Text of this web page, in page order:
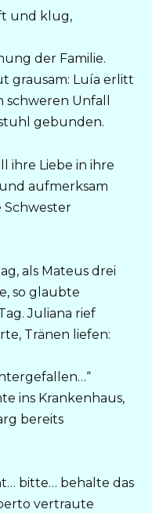
und klug,
der Familie.
grausam: Luía erlitt
Unfall
gebunden.
ihre Liebe in ihre
aufmerksam
Schwester
als Mateus drei
so glaubte
Juliana rief
Tränen liefen:
ins Krankenhaus,
bereits
bitte… behalte das
vertraute